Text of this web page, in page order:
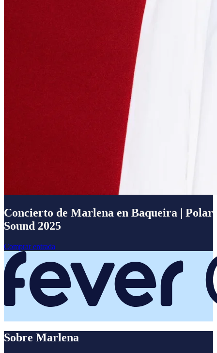
Concierto de Marlena en Baqueira | Polar
Sound 2025
Comprar entrada
Sobre Marlena